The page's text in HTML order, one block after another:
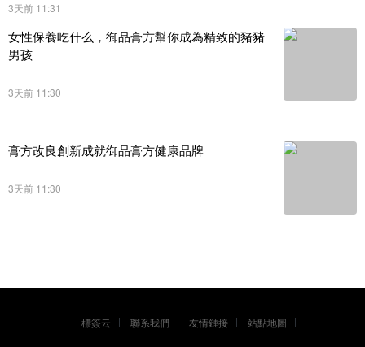
3天前 11:31
女性保養吃什么，御品膏方幫你成為精致的豬豬
男孩
3天前 11:30
膏方改良創新成就御品膏方健康品牌
3天前 11:30
標簽云 聯系我們 友情鏈接 站點地圖